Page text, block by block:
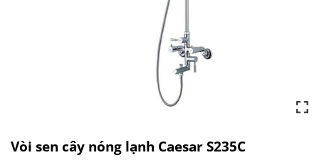
Vòi sen cây nóng lạnh Caesar S235C